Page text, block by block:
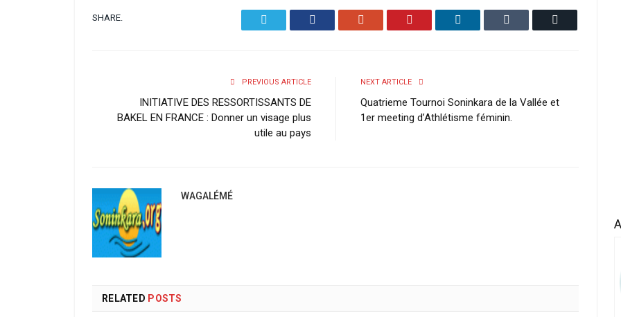
SHARE.
PREVIOUS ARTICLE
INITIATIVE DES RESSORTISSANTS DE
BAKEL EN FRANCE : Donner un visage plus
utile au pays
NEXT ARTICLE
Quatrieme Tournoi Soninkara de la Vallée et
1er meeting d’Athlétisme féminin.
WAGALÉMÉ
RELATED POSTS